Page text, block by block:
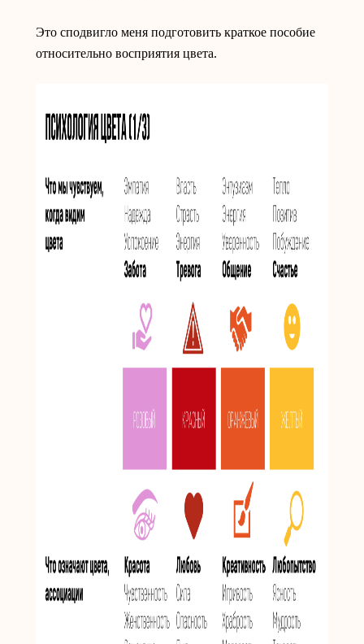
Это сподвигло меня подготовить краткое пособие
относительно восприятия цвета.